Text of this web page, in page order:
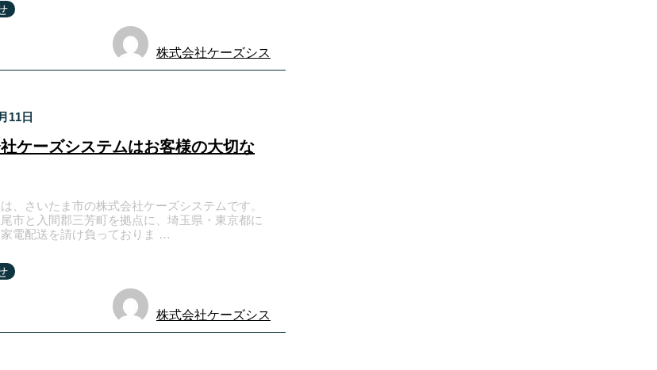
株式会社ケーズシス
テム
11日
ケーズシステムはお客様の大切な
、さいたま市の株式会社ケーズシステムです。
市と入間郡三芳町を拠点に、埼玉県・東京都に
電配送を請け負っておりま …
株式会社ケーズシス
テム